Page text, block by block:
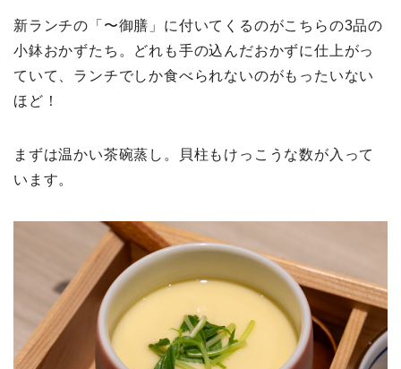
新ランチの「〜御膳」に付いてくるのがこちらの3品の
小鉢おかずたち。どれも手の込んだおかずに仕上がっ
ていて、ランチでしか食べられないのがもったいない
ほど！
まずは温かい茶碗蒸し。貝柱もけっこうな数が入って
います。